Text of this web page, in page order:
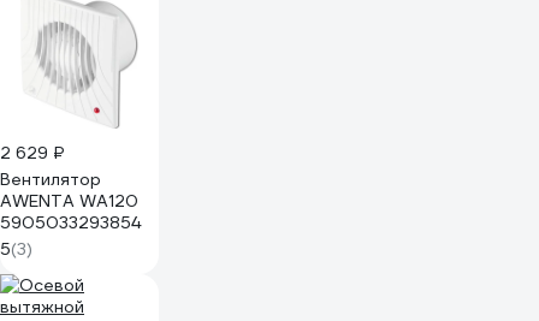
2 629 ₽
Вентилятор
AWENTA WA120
5905033293854
5(3)